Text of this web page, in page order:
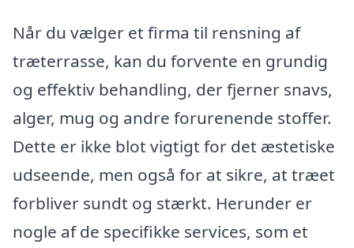
Når du vælger et firma til rensning af
træterrasse, kan du forvente en grundig
og effektiv behandling, der fjerner snavs,
alger, mug og andre forurenende stoffer.
Dette er ikke blot vigtigt for det æstetiske
udseende, men også for at sikre, at træet
forbliver sundt og stærkt. Herunder er
nogle af de specifikke services, som et